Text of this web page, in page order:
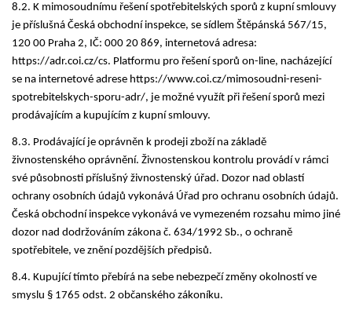
8.2. K mimosoudnímu řešení spotřebitelských sporů z kupní smlouvy
je příslušná Česká obchodní inspekce, se sídlem Štěpánská 567/15,
120 00 Praha 2, IČ: 000 20 869, internetová adresa:
https://adr.coi.cz/cs. Platformu pro řešení sporů on-line, nacházející
se na internetové adrese https://www.coi.cz/mimosoudni-reseni-
spotrebitelskych-sporu-adr/, je možné využít při řešení sporů mezi
prodávajícím a kupujícím z kupní smlouvy.
8.3. Prodávající je oprávněn k prodeji zboží na základě
živnostenského oprávnění. Živnostenskou kontrolu provádí v rámci
své působnosti příslušný živnostenský úřad. Dozor nad oblastí
ochrany osobních údajů vykonává Úřad pro ochranu osobních údajů.
Česká obchodní inspekce vykonává ve vymezeném rozsahu mimo jiné
dozor nad dodržováním zákona č. 634/1992 Sb., o ochraně
spotřebitele, ve znění pozdějších předpisů.
8.4. Kupující tímto přebírá na sebe nebezpečí změny okolností ve
smyslu § 1765 odst. 2 občanského zákoníku.